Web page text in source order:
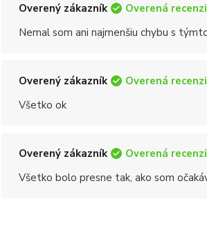
Overený zákazník Overená
Nemal som ani najmenšiu chybu s
Overený zákazník Overená
Všetko ok
Overený zákazník Overená
Všetko bolo presne tak, ako som